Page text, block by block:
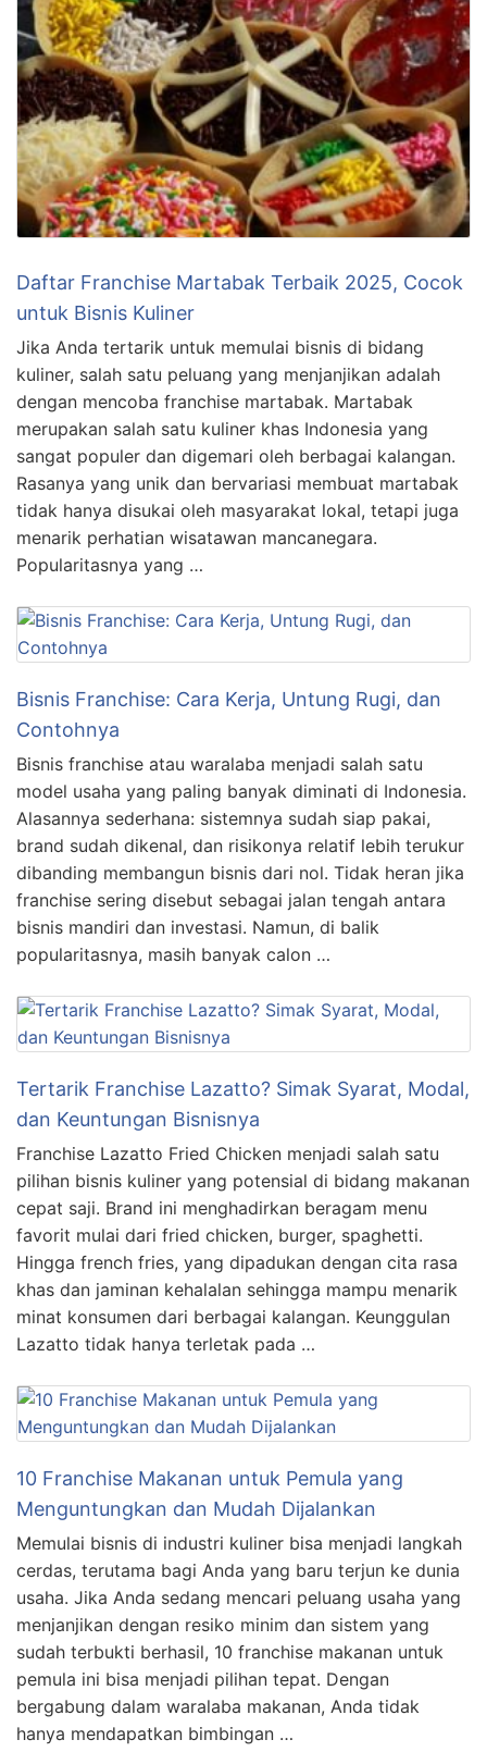
Daftar Franchise Martabak Terbaik 2025, Cocok
untuk Bisnis Kuliner
Jika Anda tertarik untuk memulai bisnis di bidang
kuliner, salah satu peluang yang menjanjikan adalah
dengan mencoba franchise martabak. Martabak
merupakan salah satu kuliner khas Indonesia yang
sangat populer dan digemari oleh berbagai kalangan.
Rasanya yang unik dan bervariasi membuat martabak
tidak hanya disukai oleh masyarakat lokal, tetapi juga
menarik perhatian wisatawan mancanegara.
Popularitasnya yang …
Bisnis Franchise: Cara Kerja, Untung Rugi, dan
Contohnya
Bisnis franchise atau waralaba menjadi salah satu
model usaha yang paling banyak diminati di Indonesia.
Alasannya sederhana: sistemnya sudah siap pakai,
brand sudah dikenal, dan risikonya relatif lebih terukur
dibanding membangun bisnis dari nol. Tidak heran jika
franchise sering disebut sebagai jalan tengah antara
bisnis mandiri dan investasi. Namun, di balik
popularitasnya, masih banyak calon …
Tertarik Franchise Lazatto? Simak Syarat, Modal,
dan Keuntungan Bisnisnya
Franchise Lazatto Fried Chicken menjadi salah satu
pilihan bisnis kuliner yang potensial di bidang makanan
cepat saji. Brand ini menghadirkan beragam menu
favorit mulai dari fried chicken, burger, spaghetti.
Hingga french fries, yang dipadukan dengan cita rasa
khas dan jaminan kehalalan sehingga mampu menarik
minat konsumen dari berbagai kalangan. Keunggulan
Lazatto tidak hanya terletak pada …
10 Franchise Makanan untuk Pemula yang
Menguntungkan dan Mudah Dijalankan
Memulai bisnis di industri kuliner bisa menjadi langkah
cerdas, terutama bagi Anda yang baru terjun ke dunia
usaha. Jika Anda sedang mencari peluang usaha yang
menjanjikan dengan resiko minim dan sistem yang
sudah terbukti berhasil, 10 franchise makanan untuk
pemula ini bisa menjadi pilihan tepat. Dengan
bergabung dalam waralaba makanan, Anda tidak
hanya mendapatkan bimbingan …